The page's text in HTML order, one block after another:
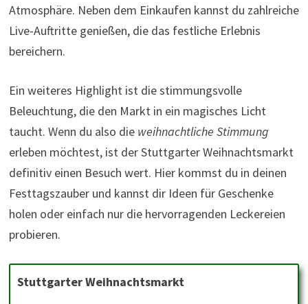
Atmosphäre. Neben dem Einkaufen kannst du zahlreiche
Live-Auftritte genießen, die das festliche Erlebnis
bereichern.
Ein weiteres Highlight ist die stimmungsvolle
Beleuchtung, die den Markt in ein magisches Licht
taucht. Wenn du also die weihnachtliche Stimmung
erleben möchtest, ist der Stuttgarter Weihnachtsmarkt
definitiv einen Besuch wert. Hier kommst du in deinen
Festtagszauber und kannst dir Ideen für Geschenke
holen oder einfach nur die hervorragenden Leckereien
probieren.
Stuttgarter Weihnachtsmarkt